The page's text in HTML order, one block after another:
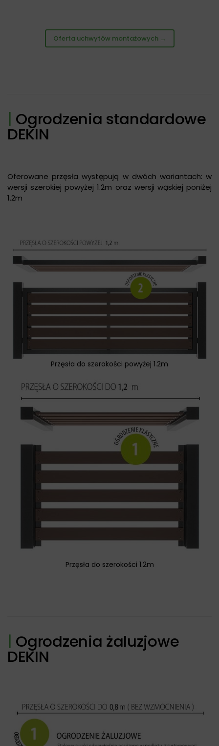
Oferta uchwytów montażowych →
| Ogrodzenia standardowe
DEKIN
Oferowane przęsła występują w dwóch wariantach: w
wersji szerokiej powyżej 1.2m oraz wersji wąskiej poniżej
1.2m
Przęsła do szerokości powyżej 1.2m
Przęsła do szerokości 1.2m
| Ogrodzenia żaluzjowe
DEKIN